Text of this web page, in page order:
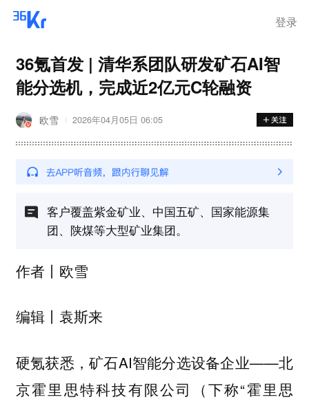
登录
36氪首发 | 清华系团队研发矿石AI智
能分选机，完成近2亿元C轮融资
欧雪 2026年04月05日 06:05
客户覆盖紫金矿业、中国五矿、国家能源集
团、陕煤等大型矿业集团。
作者丨欧雪
编辑丨袁斯来
硬氪获悉，矿石AI智能分选设备企业——北
京霍里思特科技有限公司（下称“霍里思